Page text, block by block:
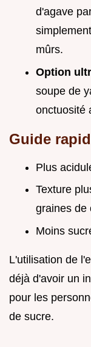
d'agave
mûrs.
Option
soupe de
onctuosité
Guide
Plus
Texture
graines de
Moins
L'utilisation de
déjà d'avoir un
pour les
de sucre.